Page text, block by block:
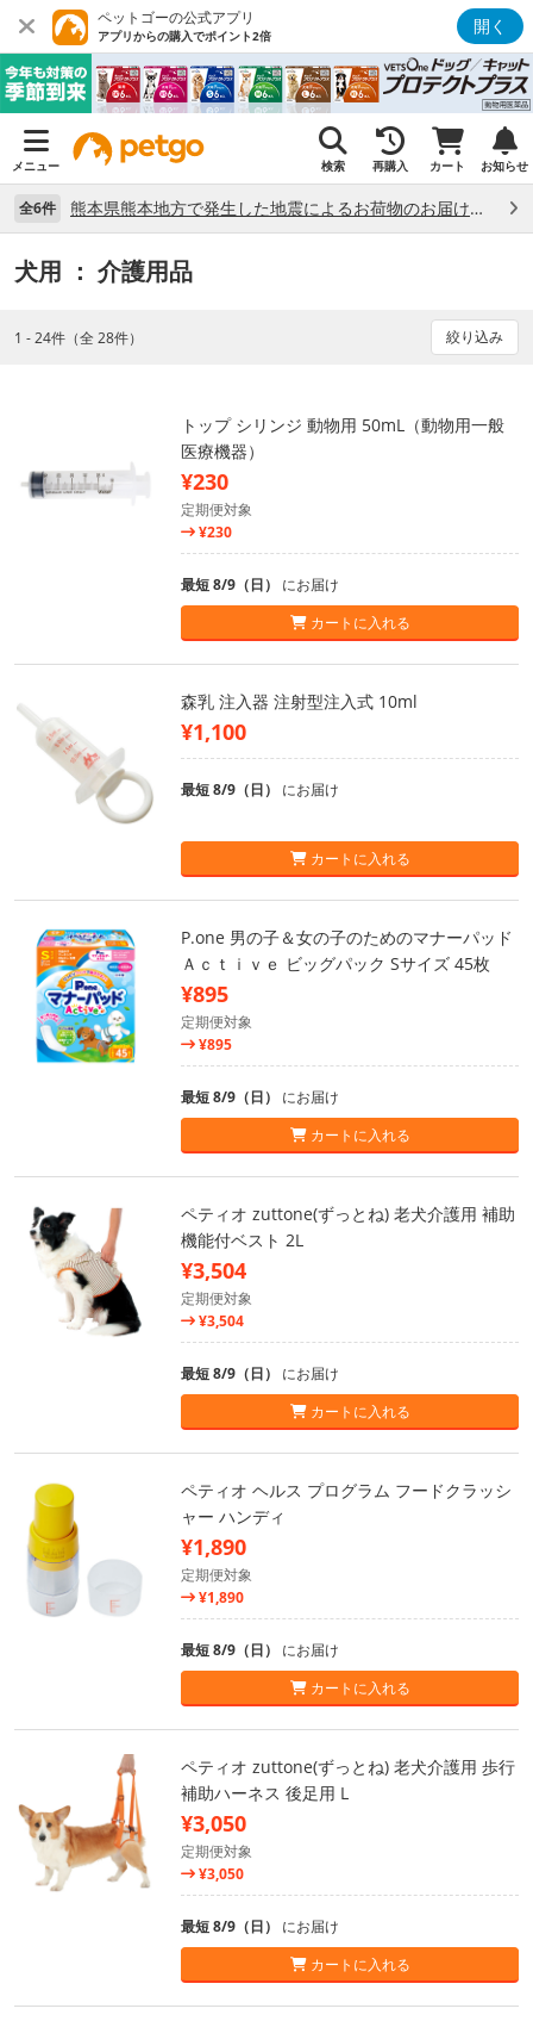
ペットゴーの公式アプリ
アプリからの購入でポイント2倍 開く
メニュー 検索 再購入 カート お知らせ
全6件 熊本県熊本地方で発生した地震によるお荷物のお届け状況について （7/28）
犬用 ： 介護用品
1 - 24件（全 28件） 絞り込み
トップ シリンジ 動物用 50mL（動物用一般
医療機器）
¥230
定期便対象
¥230
最短 8/9（日） にお届け
カートに入れる
森乳 注入器 注射型注入式 10ml
¥1,100
最短 8/9（日） にお届け
カートに入れる
P.one 男の子＆女の子のためのマナーパッド
Ａｃｔｉｖｅ ビッグパック Sサイズ 45枚
¥895
定期便対象
¥895
最短 8/9（日） にお届け
カートに入れる
ペティオ zuttone(ずっとね) 老犬介護用 補助
機能付ベスト 2L
¥3,504
定期便対象
¥3,504
最短 8/9（日） にお届け
カートに入れる
ペティオ ヘルス プログラム フードクラッシ
ャー ハンディ
¥1,890
定期便対象
¥1,890
最短 8/9（日） にお届け
カートに入れる
ペティオ zuttone(ずっとね) 老犬介護用 歩行
補助ハーネス 後足用 L
¥3,050
定期便対象
¥3,050
最短 8/9（日） にお届け
カートに入れる